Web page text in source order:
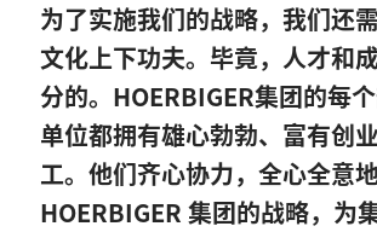
为了实施我们的战略，我们还
文化上下功夫。毕竟，人才和
分的。HOERBIGER集团的每
单位都拥有雄心勃勃、富有创
工。他们齐心协力，全心全意
HOERBIGER 集团的战略，为